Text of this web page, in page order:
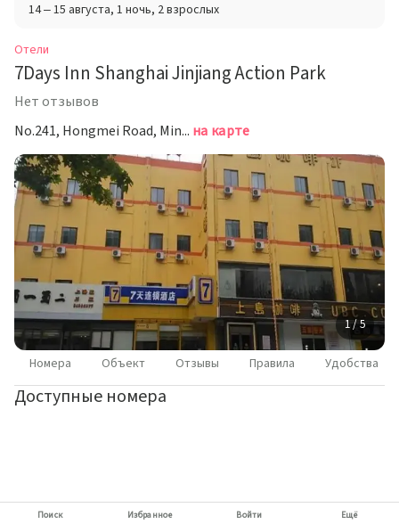
14 – 15 августа, 1 ночь, 2 взрослых
Отели
7Days Inn Shanghai Jinjiang Action Park
Нет отзывов
No.241, Hongmei Road, Minhang District, Шанхай на карте
1 / 5
Номера Объект Отзывы Правила Удобства
Доступные номера
Поиск Избранное Войти Ещё